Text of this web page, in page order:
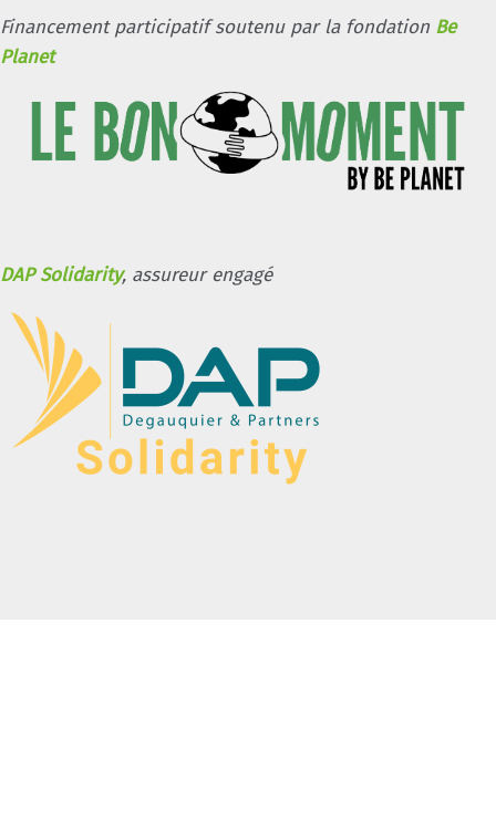
Financement participatif soutenu par la fondation Be
Planet
DAP Solidarity, assureur engagé